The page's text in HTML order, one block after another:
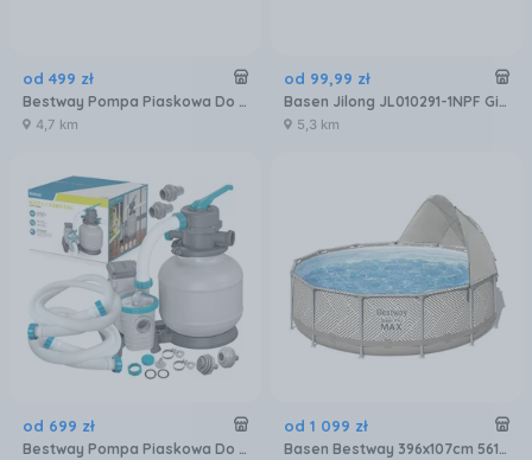
od 499 zł
Bestway Pompa Piaskowa Do Basenów 5678L/h 58497
4,7 km
od 99,99 zł
Basen Jilong JL010291-1NPF Giant 200x150x50cm
5,3 km
od 699 zł
Bestway Pompa Piaskowa Do Basenów 8327L/h 58499
od 1 099 zł
Basen Bestway 396x107cm 561FY